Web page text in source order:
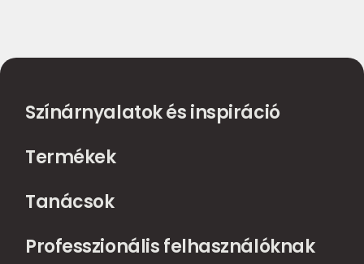
Színárnyalatok és inspiráció
Termékek
Tanácsok
Professzionális felhasználóknak